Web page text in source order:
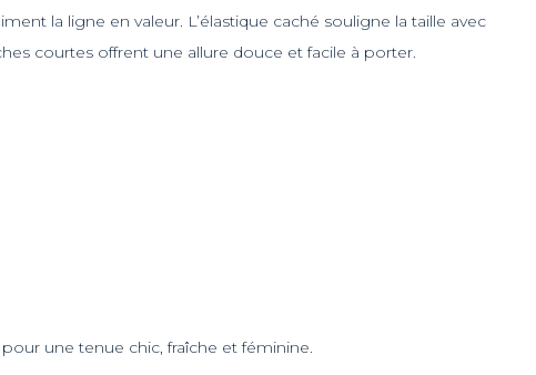
la ligne en valeur. L’élastique caché souligne la taille avec
courtes offrent une allure douce et facile à porter.
pour une tenue chic, fraîche et féminine.